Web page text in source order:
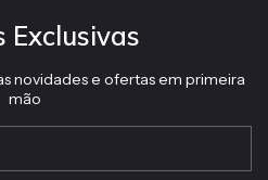
Exclusivas
novidades e ofertas em primeira
mão